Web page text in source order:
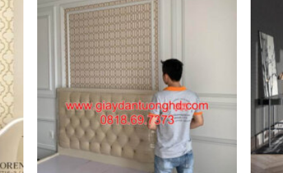
Giấy dán tường văn phòng JCD5011-6